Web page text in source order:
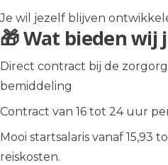
Je wil jezelf blijven
🎁 Wat bieden wij
Direct contract bij de
bemiddeling
Contract van 16 tot 24 uur
Mooi startsalaris vanaf 15,93
reiskosten.